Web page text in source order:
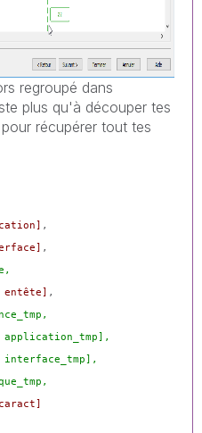
regroupé dans
plus qu'à découper tes
récupérer tout tes
,
,
entête] ,
application_tmp],
interface_tmp],